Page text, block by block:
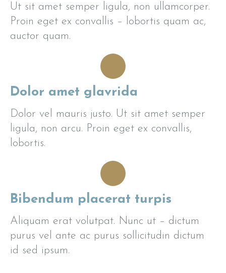
Ut sit amet semper ligula, non ullamcorper.
Proin eget ex convallis – lobortis quam ac,
auctor quam.
Dolor amet glavrida
Dolor vel mauris justo. Ut sit amet semper
ligula, non arcu. Proin eget ex convallis,
lobortis.
Bibendum placerat turpis
Aliquam erat volutpat. Nunc ut – dictum
purus vel ante ac purus sollicitudin dictum
id sed ipsum.